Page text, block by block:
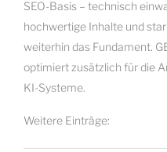
SEO-Basis – technisch
hochwertige Inhalte und
weiterhin das Fundament.
optimiert zusätzlich für die
KI-Systeme.
Weitere Einträge: